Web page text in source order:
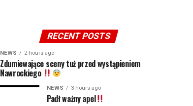
RECENT POSTS
NEWS 2 hours ago
Zdumiewające sceny tuż przed wystąpieniem
Nawrockiego
NEWS 3 hours ago
Padł ważny apel